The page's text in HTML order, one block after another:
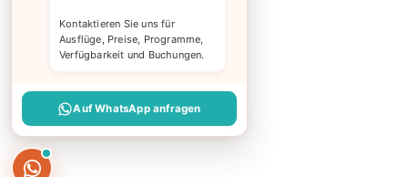
Kontaktieren Sie uns für
Ausflüge, Preise, Programme,
Verfügbarkeit und Buchungen.
Auf WhatsApp anfragen